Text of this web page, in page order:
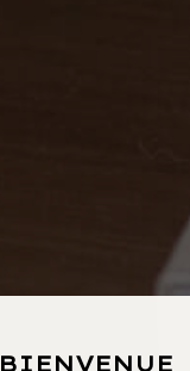
BIENVENUE